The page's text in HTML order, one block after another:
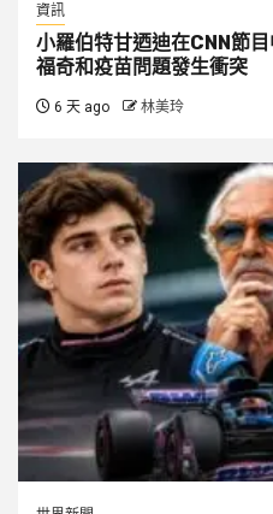
資訊
小羅伯特甘迺迪在CNN節
福奇和疫苗問題發生衝突
6 天 ago 林美玲